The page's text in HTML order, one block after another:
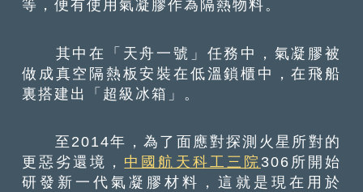
等，便有使用氣凝膠作為隔熱物料。
其中在「天舟一號」任務中，氣凝膠被
做成真空隔熱板安裝在低溫鎖櫃中，在飛船
裏搭建出「超級冰箱」。
至2014年，為了面應對探測火星所對的
更惡劣還境， 中國航天科工三院306所開始
研發新一代氣凝膠材料，這就是現在用於